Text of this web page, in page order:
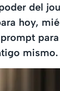
del
hoy,
mismo.